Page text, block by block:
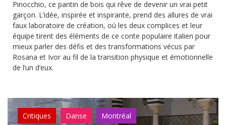
Pinocchio, ce pantin de bois qui rêve de devenir un vrai petit
garçon. L’idée, inspirée et inspirante, prend des allures de vrai
faux laboratoire de création, où les deux complices et leur
équipe tirent des éléments de ce conte populaire italien pour
mieux parler des défis et des transformations vécus par
Rosana et Ivor au fil de la transition physique et émotionnelle
de l’un d’eux.
Critiques Danse Montréal